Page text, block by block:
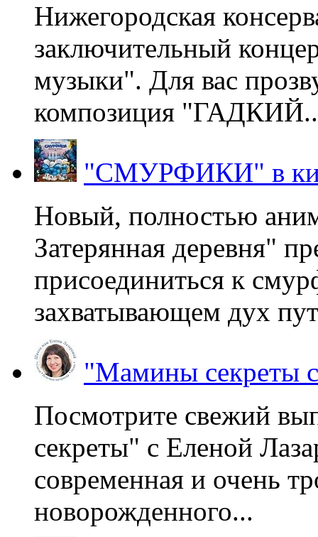
Нижегородская
заключительный
музыки". Для вас
композиция
"СМУРФИКИ" в
Новый, полностью
Затерянная деревня"
присоединиться к
захватывающем дух
"Мамины секреты
Посмотрите свежий
секреты" с Еленой
современная и очень
новорожденного...